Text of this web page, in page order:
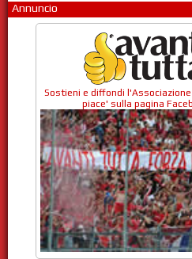
Annuncio
Sostieni e diffondi
piace' sulla pagina